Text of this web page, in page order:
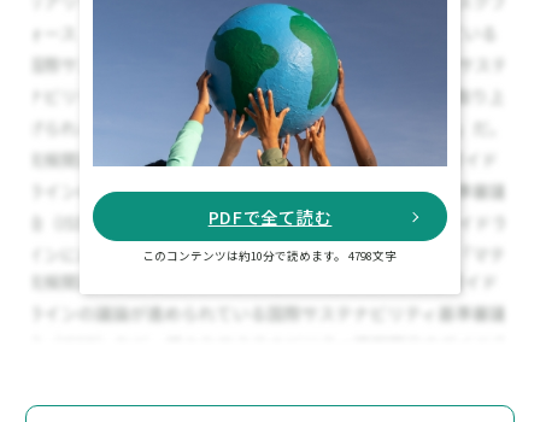
PDFで全て読む
このコンテンツは約10分で読めます。 4798文字